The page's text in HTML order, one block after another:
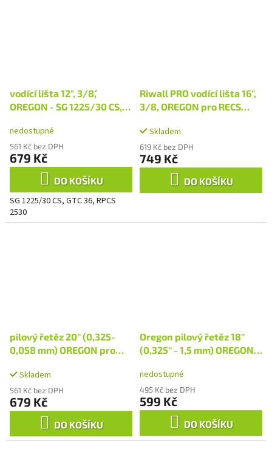
vodící lišta 12", 3/8´´,
OREGON - SG 1225/30 CS,
nedostupné
561 Kč bez DPH
679 Kč
DO KOŠÍKU
SG 1225/30 CS, GTC 36, RPCS
2530
Riwall PRO vodící lišta 16'',
3/8, OREGON pro RECS
4640
Skladem
619 Kč bez DPH
749 Kč
DO KOŠÍKU
pilový řetěz 20'' (0,325-
0,058 mm) OREGON pro
Skladem
561 Kč bez DPH
679 Kč
DO KOŠÍKU
Oregon pilový řetěz 18''
(0,325'' - 1,5 mm) OREGON
2011 včetně), GTC 50 (od r.
2012), GTC 56, RPCS 5445,
RPCS 5545
nedostupné
495 Kč bez DPH
599 Kč
DO KOŠÍKU